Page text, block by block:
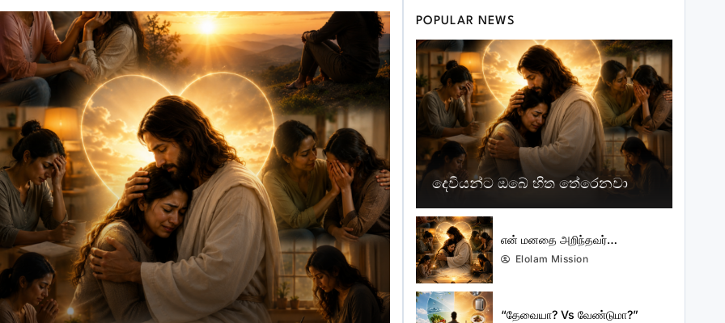
POPULAR NEWS
දෙවියන්ට ඔබේ හිත තේරෙනවා
என் மனதை அறிந்தவர்…
Elolam Mission
“தேவையா? Vs வேண்டுமா?”